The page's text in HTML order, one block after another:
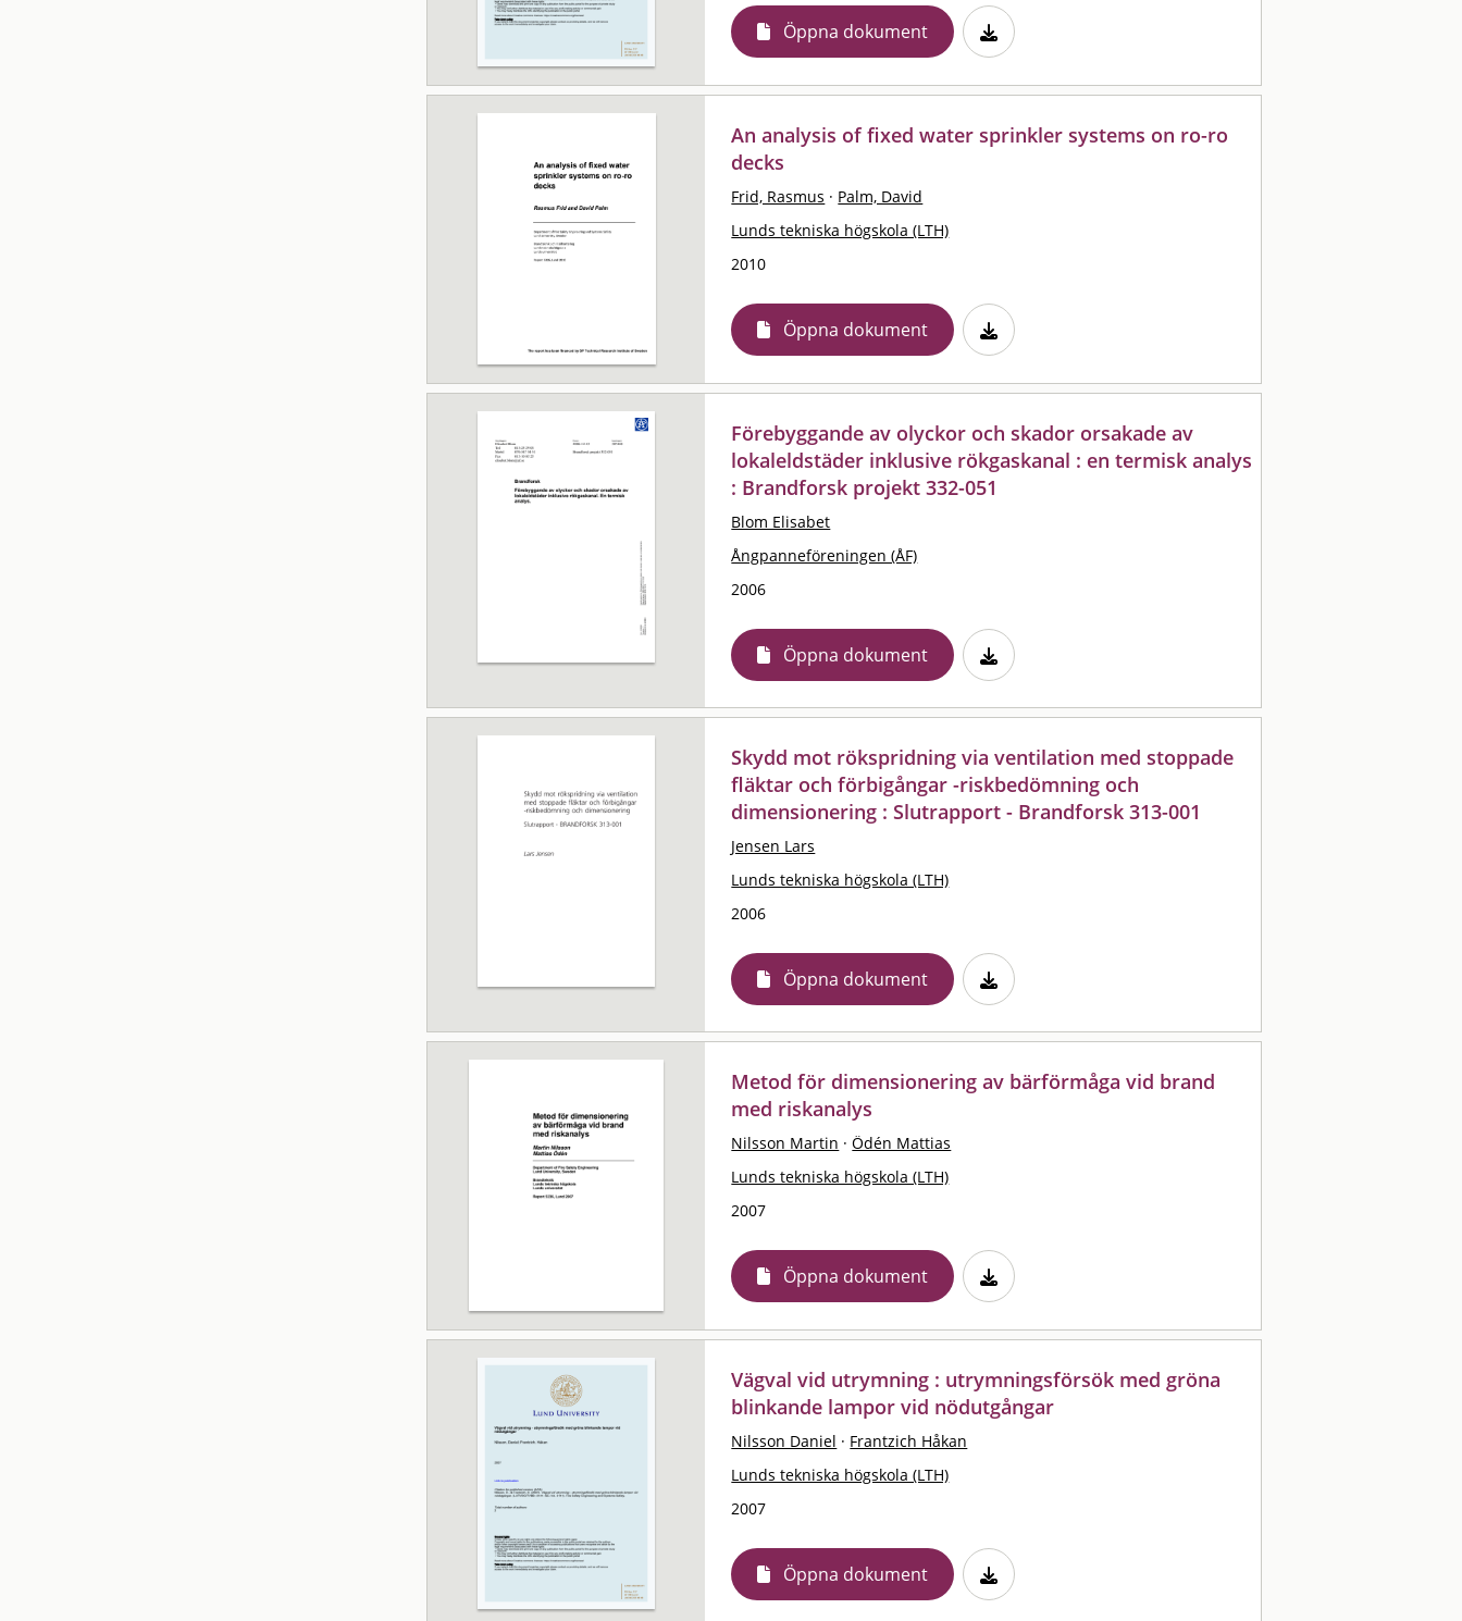
Öppna dokument
An analysis of fixed water sprinkler systems on ro-ro
decks
Frid, Rasmus · Palm, David
Lunds tekniska högskola (LTH)
2010
Öppna dokument
Förebyggande av olyckor och skador orsakade av
lokaleldstäder inklusive rökgaskanal : en termisk analys
: Brandforsk projekt 332-051
Blom Elisabet
Ångpanneföreningen (ÅF)
2006
Öppna dokument
Skydd mot rökspridning via ventilation med stoppade
fläktar och förbigångar -riskbedömning och
dimensionering : Slutrapport - Brandforsk 313-001
Jensen Lars
Lunds tekniska högskola (LTH)
2006
Öppna dokument
Metod för dimensionering av bärförmåga vid brand
med riskanalys
Nilsson Martin · Ödén Mattias
Lunds tekniska högskola (LTH)
2007
Öppna dokument
Vägval vid utrymning : utrymningsförsök med gröna
blinkande lampor vid nödutgångar
Nilsson Daniel · Frantzich Håkan
Lunds tekniska högskola (LTH)
2007
Öppna dokument